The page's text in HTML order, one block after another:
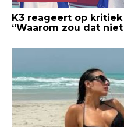
K3 reageert op
“Waarom zou dat